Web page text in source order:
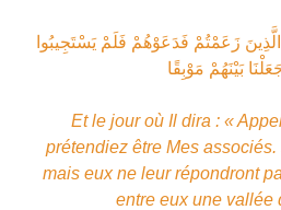
زَعَمْتُمْ فَدَعَوْهُمْ فَلَمْ يَسْتَجِيبُوا
بَيْنَهُمْ مَوْبِقًا
Et le jour où Il dira : «
prétendiez être Mes
mais eux ne leur répondront
entre eux une vallée